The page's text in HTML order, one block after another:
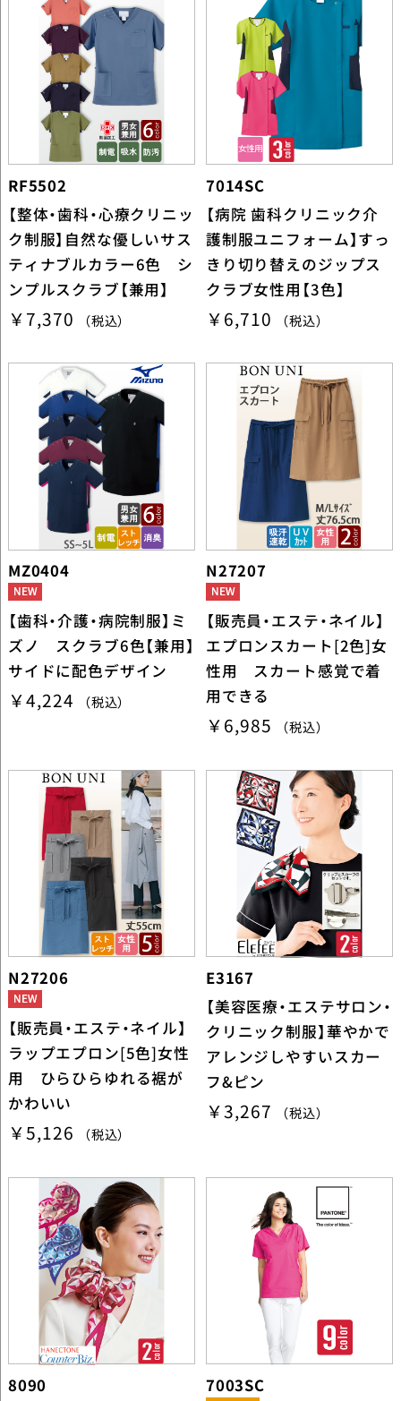
RF5502
【整体・歯科・心療クリニッ
ク制服】自然な優しいサス
ティナブルカラー6色 シ
ンプルスクラブ【兼用】
￥7,370 （税込）
7014SC
【病院 歯科クリニック介
護制服ユニフォーム】すっ
きり切り替えのジップス
クラブ女性用【3色】
￥6,710 （税込）
MZ0404
【歯科・介護・病院制服】ミ
ズノ スクラブ6色【兼用】
サイドに配色デザイン
￥4,224 （税込）
N27207
【販売員・エステ・ネイル】
エプロンスカート[2色]女
性用 スカート感覚で着
用できる
￥6,985 （税込）
N27206
【販売員・エステ・ネイル】
ラップエプロン[5色]女性
用 ひらひらゆれる裾が
かわいい
￥5,126 （税込）
E3167
【美容医療・エステサロン・
クリニック制服】華やかで
アレンジしやすいスカー
フ&ピン
￥3,267 （税込）
8090
7003SC